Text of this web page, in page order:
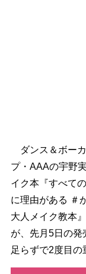
ダンス＆ボー
プ・AAAの宇野
イク本『すべて
に理由がある ＃
大人メイク教本
が、先月5日の発
足らずで2度目の